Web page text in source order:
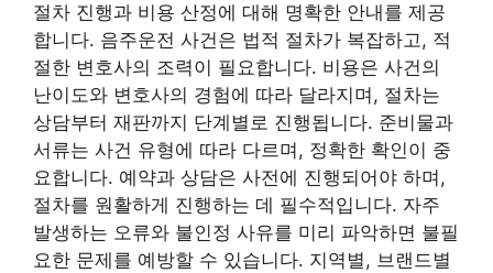
절차 진행과 비용 산정에 대해 명확한 안내를 제공
합니다. 음주운전 사건은 법적 절차가 복잡하고, 적
절한 변호사의 조력이 필요합니다. 비용은 사건의
난이도와 변호사의 경험에 따라 달라지며, 절차는
상담부터 재판까지 단계별로 진행됩니다. 준비물과
서류는 사건 유형에 따라 다르며, 정확한 확인이 중
요합니다. 예약과 상담은 사전에 진행되어야 하며,
절차를 원활하게 진행하는 데 필수적입니다. 자주
발생하는 오류와 불인정 사유를 미리 파악하면 불필
요한 문제를 예방할 수 있습니다. 지역별, 브랜드별